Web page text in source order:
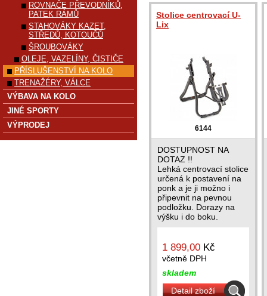
Stolice centrovací U-
Lix
6144
DOSTUPNOST NA
DOTAZ !!
Lehká centrovací stolice
určená k postavení na
ponk a je ji možno i
připevnit na pevnou
podložku. Dorazy na
výšku i do boku.
1 899,00 Kč
včetně DPH
skladem
Detail zboží
ROVNAČE PŘEVODNÍKŮ,
PATEK RÁMŮ
STAHOVÁKY KAZET,
STŘEDŮ, KOTOUČŮ
ŠROUBOVÁKY
OLEJE, VAZELÍNY, ČISTIČE
PŘÍSLUŠENSTVÍ NA KOLO
TRENAŽÉRY, VÁLCE
VÝBAVA NA KOLO
JINÉ SPORTY
VÝPRODEJ